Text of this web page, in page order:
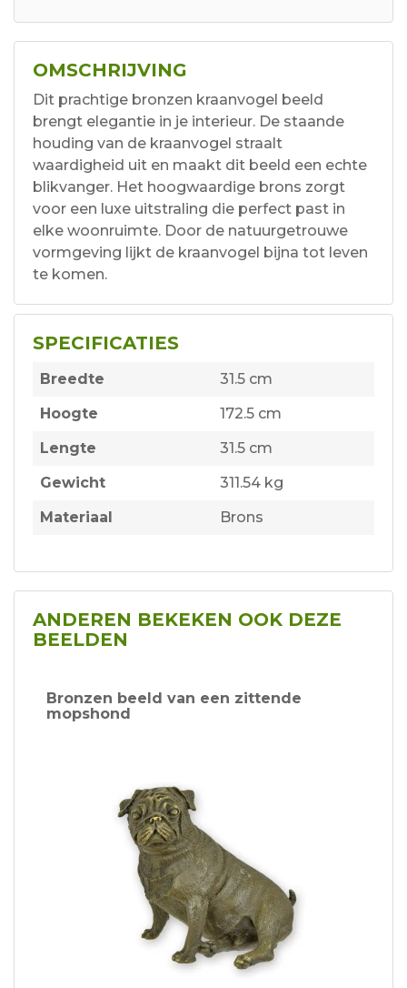
OMSCHRIJVING
Dit prachtige bronzen kraanvogel beeld
brengt elegantie in je interieur. De staande
houding van de kraanvogel straalt
waardigheid uit en maakt dit beeld een echte
blikvanger. Het hoogwaardige brons zorgt
voor een luxe uitstraling die perfect past in
elke woonruimte. Door de natuurgetrouwe
vormgeving lijkt de kraanvogel bijna tot leven
te komen.
SPECIFICATIES
Breedte
31.5 cm
Hoogte
172.5 cm
Lengte
31.5 cm
Gewicht
311.54 kg
Materiaal
Brons
ANDEREN BEKEKEN OOK DEZE
BEELDEN
Bronzen beeld van een zittende
mopshond